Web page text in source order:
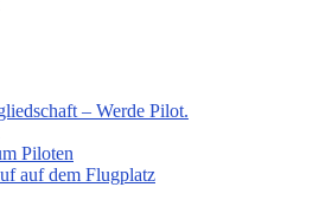
– Werde Pilot.
Piloten
auf dem Flugplatz